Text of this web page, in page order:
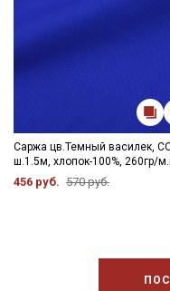
Саржа цв.Темный василек,
ш.1.5м, хлопок-100%, 260гр/
456 руб. 570 руб.